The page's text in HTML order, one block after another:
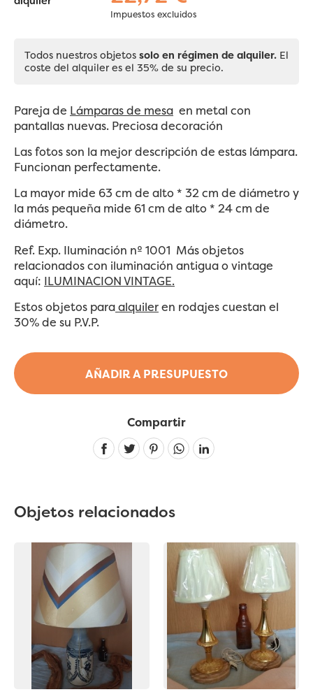
AÑADIR A PRESUPUESTO
Impuestos excluidos
Todos nuestros objetos solo en régimen de alquiler. El
coste del alquiler es el 35% de su precio.
Pareja de Lámparas de mesa en metal con
pantallas nuevas. Preciosa decoración
Las fotos son la mejor descripción de estas lámpara.
Funcionan perfectamente.
La mayor mide 63 cm de alto * 32 cm de diámetro y
la más pequeña mide 61 cm de alto * 24 cm de
diámetro.
Ref. Exp. Iluminación nº 1001 Más objetos
relacionados con iluminación antigua o vintage
aquí: ILUMINACION VINTAGE.
Estos objetos paraalquileren rodajes cuestan el
30% de su P.V.P.
Compartir
Linkedin
Objetos relacionados